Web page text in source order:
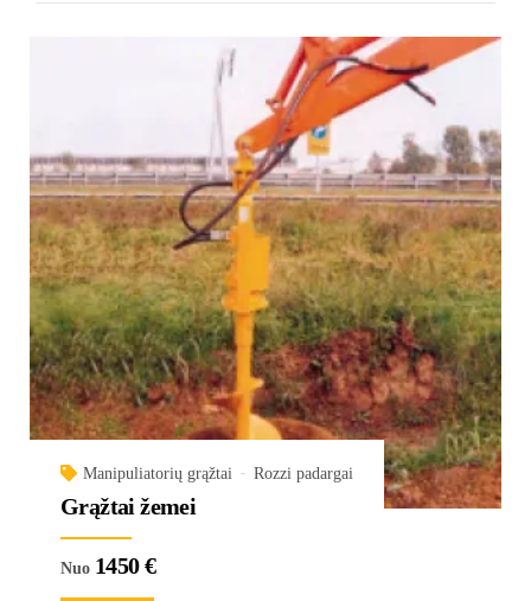
Manipuliatorių grąžtai Rozzi padargai
Grąžtai žemei
Nuo 1450€